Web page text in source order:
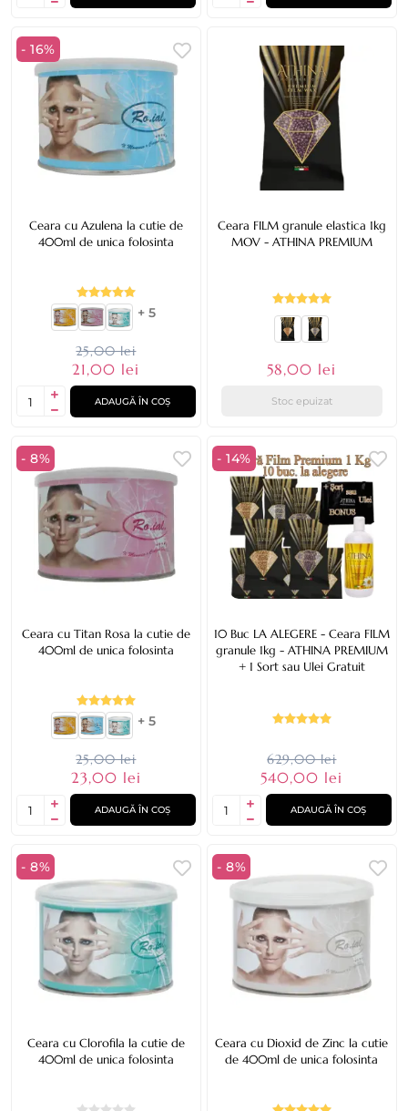
- 16%
Ceara cu Azulena la cutie de
400ml de unica folosinta
+ 5
25,00 lei
21,00 lei
ADAUGĂ ÎN COȘ
Ceara FILM granule elastica 1kg
MOV - ATHINA PREMIUM
58,00 lei
Stoc epuizat
- 8%
Ceara cu Titan Rosa la cutie de
400ml de unica folosinta
+ 5
25,00 lei
23,00 lei
ADAUGĂ ÎN COȘ
- 14%
10 Buc LA ALEGERE - Ceara FILM
granule 1kg - ATHINA PREMIUM
+ 1 Sort sau Ulei Gratuit
629,00 lei
540,00 lei
ADAUGĂ ÎN COȘ
- 8%
Ceara cu Clorofila la cutie de
400ml de unica folosinta
- 8%
Ceara cu Dioxid de Zinc la cutie
de 400ml de unica folosinta